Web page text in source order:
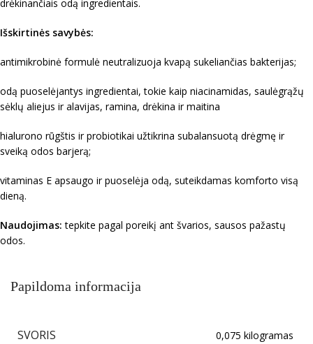
drėkinančiais odą ingredientais.
Išskirtinės savybės:
antimikrobinė formulė neutralizuoja kvapą sukeliančias bakterijas;
odą puoselėjantys ingredientai, tokie kaip niacinamidas, saulėgrąžų
sėklų aliejus ir alavijas, ramina, drėkina ir maitina
hialurono rūgštis ir probiotikai užtikrina subalansuotą drėgmę ir
sveiką odos barjerą;
vitaminas E apsaugo ir puoselėja odą, suteikdamas komforto visą
dieną.
Naudojimas: tepkite pagal poreikį ant švarios, sausos pažastų
odos.
Papildoma informacija
SVORIS 0,075 kilogramas